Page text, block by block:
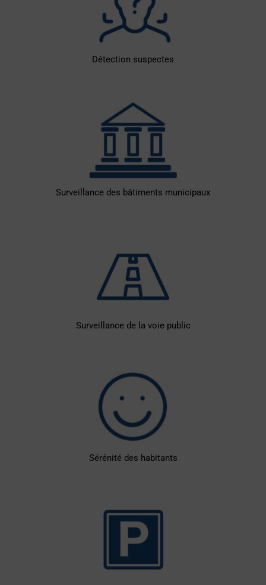
Détection suspectes
Surveillance des bâtiments municipaux
Surveillance de la voie public
Sérénité des habitants